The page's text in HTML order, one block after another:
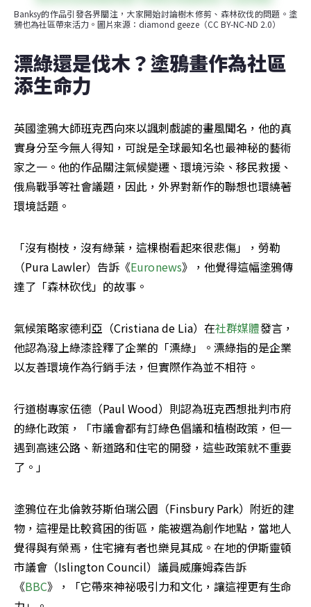
Banksy的作品引發各界關注，大家開始討論樹木修剪、森林砍伐的問題。塗
鴉也為社區帶來活力。圖片來源：diamond geeze（CC BY-NC-ND 2.0）
漂綠還是伐木？塗鴉畫作為社區
添生命力
英國塗鴉大師班克西向來以諷刺戲謔的畫風聞名，他的真
實身分至今無人得知，可說是全球最知名也最神秘的藝術
家之一。他的作品關注氣候變遷、環境污染、移民救援、
俄烏戰爭等社會議題，因此，外界對新作的聯想也環繞著
環境話題。
「沒有樹枝，沒有綠葉，這棵樹看起來很悲傷」，勞勒
（Pura Lawler）告訴《Euronews》，他覺得這幅塗鴉傳
達了「森林砍伐」的故事。
氣候策略家德利亞（Cristiana de Lia）在社群媒體發言，
他認為潑上綠漆詮釋了企業的「漂綠」。漂綠指的是企業
以友善環境作為行銷手法，但實際作為並不相符。
行道樹專家伍德（Paul Wood）則認為班克西想批判市府
的綠化政策，「市議會都有訂綠色倡議和植樹政策，但一
遇到高速公路、新道路和住宅的開發，這些政策就不重要
了。」
塗鴉位在北倫敦芬斯伯瑞公園（Finsbury Park）附近的建
物，這裡是比較貧困的街區，能被選為創作地點，當地人
覺得與有榮焉，住宅擁有者也樂見其成。在地的伊斯靈頓
市議會（Islington Council）議員威廉姆森告訴
《BBC》，「它帶來神祕吸引力和文化，讓這裡更有生命